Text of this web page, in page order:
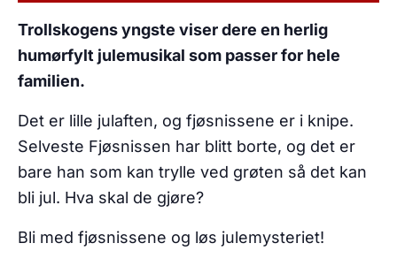
Trollskogens yngste viser dere en herlig
humørfylt julemusikal som passer for hele
familien.
Det er lille julaften, og fjøsnissene er i knipe.
Selveste Fjøsnissen har blitt borte, og det er
bare han som kan trylle ved grøten så det kan
bli jul. Hva skal de gjøre?
Bli med fjøsnissene og løs julemysteriet!